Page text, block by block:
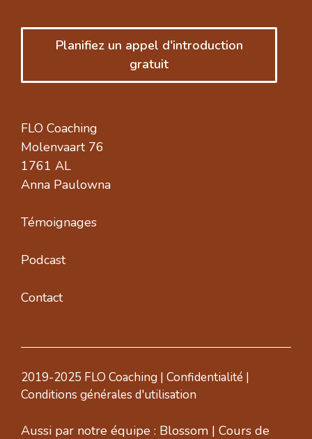
Planifiez un appel d'introduction
gratuit
FLO Coaching
Molenvaart 76
1761 AL
Anna Paulowna
Témoignages
Podcast
Contact
2019-2025 FLO Coaching | Confidentialité |
Conditions générales d'utilisation
Aussi par notre équipe : Blossom | Cours de